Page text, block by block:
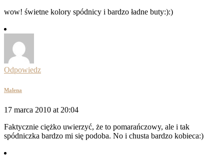
wow! świetne kolory spódnicy i bardzo ładne buty:):)
Odpowiedz
Malena
17 marca 2010 at 20:04
Faktycznie ciężko uwierzyć, że to pomarańczowy, ale i tak
spódniczka bardzo mi się podoba. No i chusta bardzo kobieca:)